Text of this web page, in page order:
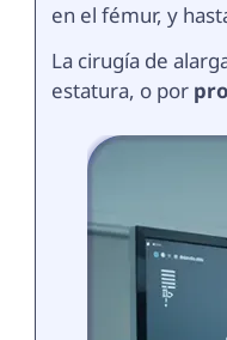
en el fémur, y
La cirugía de
estatura, o por